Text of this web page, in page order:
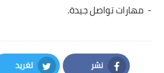
- مهارات تواصل جيدة.
نشر تغريد